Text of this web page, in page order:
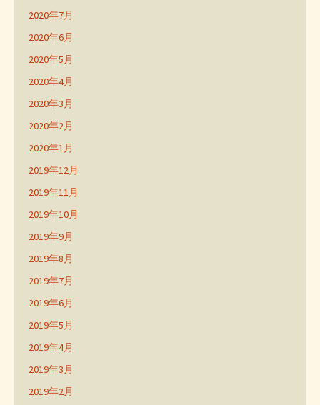
2020年7月
2020年6月
2020年5月
2020年4月
2020年3月
2020年2月
2020年1月
2019年12月
2019年11月
2019年10月
2019年9月
2019年8月
2019年7月
2019年6月
2019年5月
2019年4月
2019年3月
2019年2月